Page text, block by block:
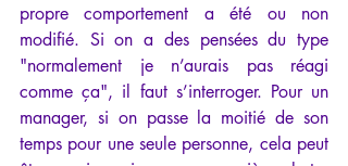
propre comportement a été ou non
modifié. Si on a des pensées du type
"normalement je n’aurais pas réagi
comme ça", il faut s’interroger. Pour un
manager, si on passe la moitié de son
temps pour une seule personne, cela peut